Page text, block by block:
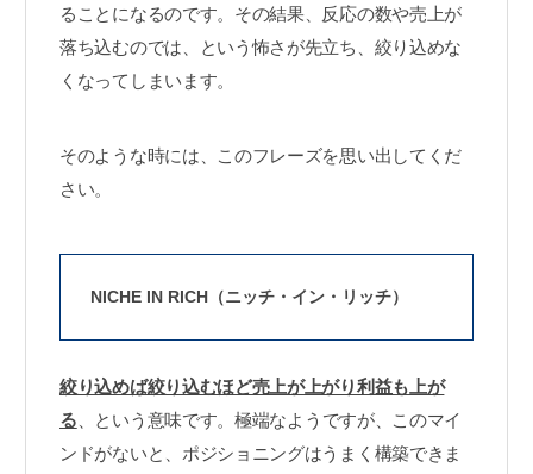
ることになるのです。その結果、反応の数や売上が
落ち込むのでは、という怖さが先立ち、絞り込めな
くなってしまいます。
そのような時には、このフレーズを思い出してくだ
さい。
NICHE IN RICH（ニッチ・イン・リッチ）
絞り込めば絞り込むほど売上が上がり利益も上が
る 、という意味です。極端なようですが、このマイ
ンドがないと、ポジショニングはうまく構築できま